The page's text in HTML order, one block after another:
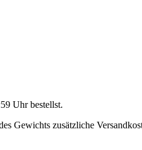
Uhrbestellst.
Gewichts zusätzliche